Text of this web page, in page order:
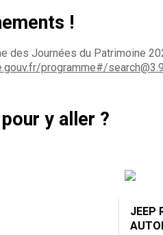
!
des Journées du Patrimoine
programme#/
y aller ?
JEEP